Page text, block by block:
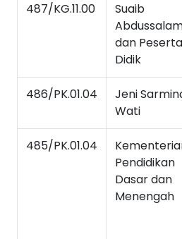
487/KG.11.00
Suaib
dan Peserta
Didik
486/PK.01.04
Jeni
Wati
485/PK.01.04
Pendidikan
Dasar dan
Menengah